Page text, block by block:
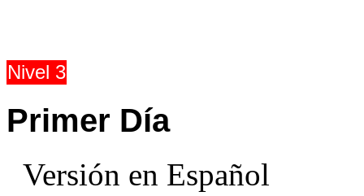
Nivel 3
Primer Día
Versión en Español